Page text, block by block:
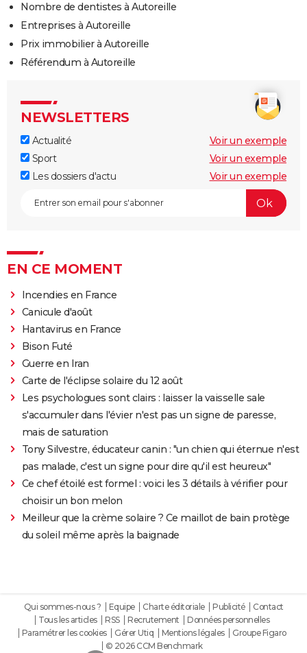
Nombre de dentistes à Autoreille
Entreprises à Autoreille
Prix immobilier à Autoreille
Référendum à Autoreille
NEWSLETTERS
Actualité
Voir un exemple
Sport
Voir un exemple
Les dossiers d'actu
Voir un exemple
EN CE MOMENT
Incendies en France
Canicule d'août
Hantavirus en France
Bison Futé
Guerre en Iran
Carte de l'éclipse solaire du 12 août
Les psychologues sont clairs : laisser la vaisselle sale
s'accumuler dans l'évier n'est pas un signe de paresse,
mais de saturation
Tony Silvestre, éducateur canin : "un chien qui éternue n'est
pas malade, c'est un signe pour dire qu'il est heureux"
Ce chef étoilé est formel : voici les 3 détails à vérifier pour
choisir un bon melon
Meilleur que la crème solaire ? Ce maillot de bain protège
du soleil même après la baignade
Qui sommes-nous ? Equipe Charte éditoriale Publicité
Contact
Tous les articles
RSS Recrutement
Données personnelles
Paramétrer les cookies
Gérer Utiq Mentions légales
Groupe Figaro
© 2026 CCM Benchmark